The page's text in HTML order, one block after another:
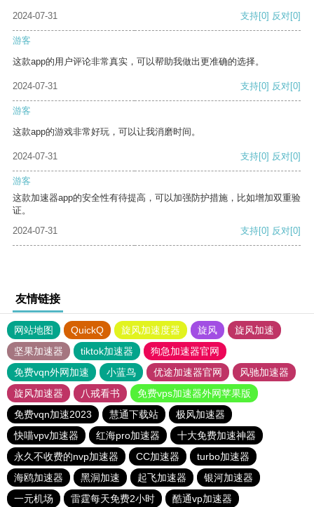
2024-07-31 支持[0] 反对[0]
游客
这款app的用户评论非常真实，可以帮助我做出更准确的选择。
2024-07-31 支持[0] 反对[0]
游客
这款app的游戏非常好玩，可以让我消磨时间。
2024-07-31 支持[0] 反对[0]
游客
这款加速器app的安全性有待提高，可以加强防护措施，比如增加双重验
证。
2024-07-31
支持[0] 反对[0]
友情链接
网站地图 QuickQ 旋风加速度器 旋风
旋风加速
坚果加速器
tiktok加速器
狗急加速器官网
免费vqn外网加速
小蓝鸟 优途加速器官网
风驰加速器
旋风加速器
八戒看书
免费vps加速器外网苹果版
免费vqn加速2023
慧通下载站
极风加速器
快喵vpv加速器
红海pro加速器
十大免费加速神器
永久不收费的nvp加速器
CC加速器
turbo加速器
海鸥加速器
黑洞加速 起飞加速器
银河加速器
一元机场
雷霆每天免费2小时 酷通vp加速器